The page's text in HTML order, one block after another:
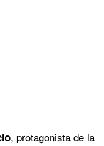
, protagonista de la